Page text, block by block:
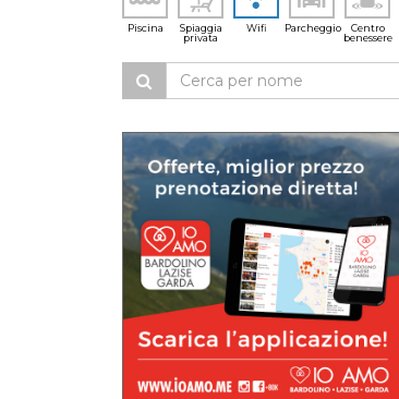
Piscina
Spiaggia
privata
Wifi Parcheggio
Centro
benessere